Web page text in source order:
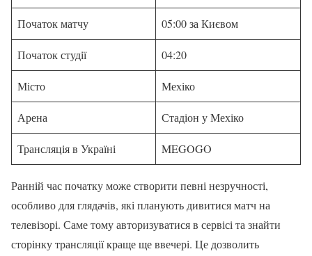
Початок матчу 05:00 за Києвом
Початок студії 04:20
Місто Мехіко
Арена Стадіон у Мехіко
Трансляція в Україні MEGOGO
Ранній час початку може створити певні незручності,
особливо для глядачів, які планують дивитися матч на
телевізорі. Саме тому авторизуватися в сервісі та знайти
сторінку трансляції краще ще ввечері. Це дозволить